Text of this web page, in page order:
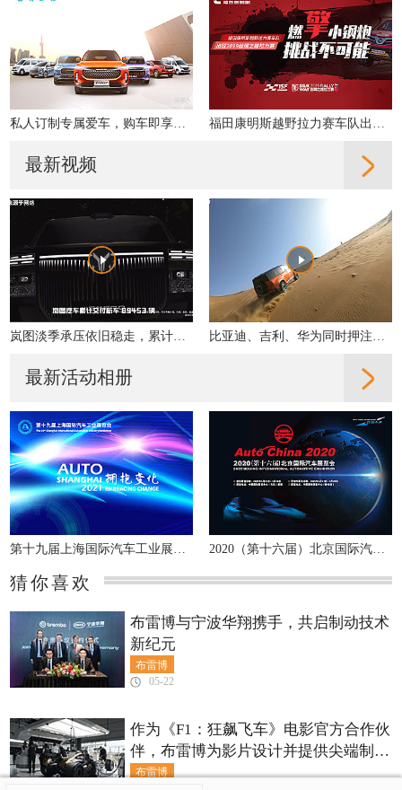
最新视频
最新活动相册
第十九届上海国际汽车工业展览会 2020（第十六届）北京国际汽车展览会
猜你喜欢
布雷博
布雷博与宁波华翔携手，共启制动技术
新纪元
05-22
布雷博
作为《F1：狂飙飞车》电影官方合作伙
伴，布雷博为影片设计并提供尖端制动
系统